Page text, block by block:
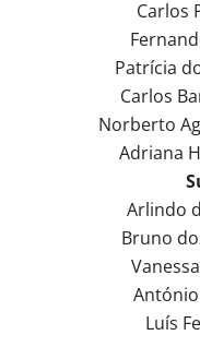
Carlos
Patrícia
Carlos
Norberto
Adriana
Arlindo
Bruno
Luís